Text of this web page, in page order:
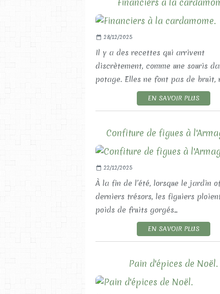
Financiers à la
28/12/2025
Il y a des recettes qui arrivent
discrètement, comme une souris
potage. Elles ne font pas de bruit,
EN SAVOIR PLUS
Confiture de figues à
22/12/2025
À la fin de l’été, lorsque le jardin
derniers trésors, les figuiers
poids de fruits gorgés...
EN SAVOIR PLUS
Pain d'épices de Noël.